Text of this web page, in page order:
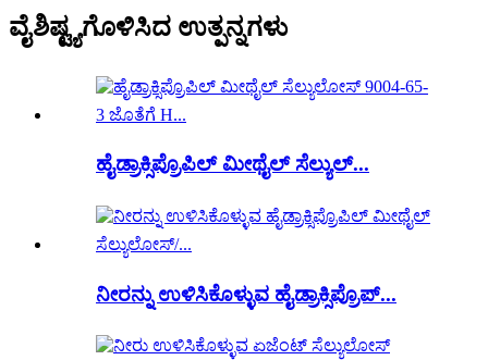
ವೈಶಿಷ್ಟ್ಯಗೊಳಿಸಿದ ಉತ್ಪನ್ನಗಳು
ಹೈಡ್ರಾಕ್ಸಿಪ್ರೊಪಿಲ್ ಮೀಥೈಲ್ ಸೆಲ್ಯುಲ್...
ನೀರನ್ನು ಉಳಿಸಿಕೊಳ್ಳುವ ಹೈಡ್ರಾಕ್ಸಿಪ್ರೊಪ್...